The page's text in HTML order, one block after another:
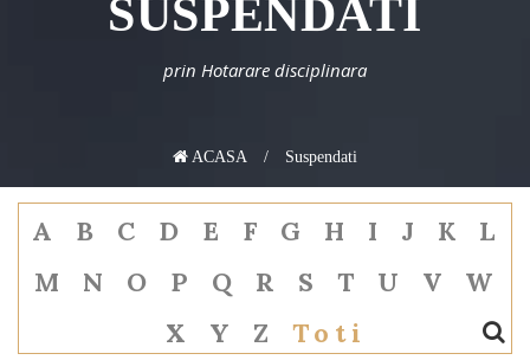
SUSPENDATI
prin Hotarare disciplinara
ACASA Suspendati
A B C D E F G H I J K
L
M
N O P Q R S T U V
W
X
Y Z Toti